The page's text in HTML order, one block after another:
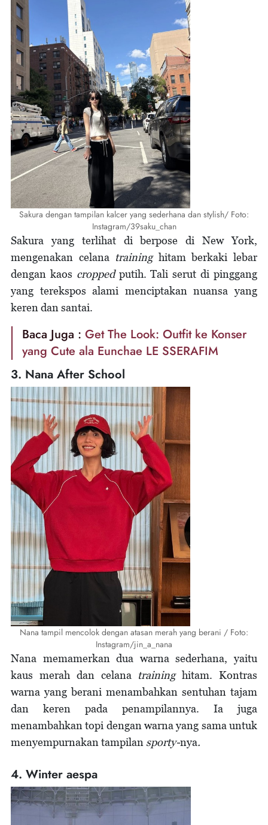
Sakura dengan tampilan kalcer yang sederhana dan stylish/ Foto:
Instagram/39saku_chan
Sakura yang terlihat di berpose di New York,
mengenakan celana traininghitam berkaki lebar
dengan kaos croppedputih. Tali serut di pinggang
yang terekspos alami menciptakan nuansa yang
keren dan santai.
Baca Juga : Get The Look: Outfit ke Konser
yang Cute ala Eunchae LE SSERAFIM
3. Nana After School
Nana tampil mencolok dengan atasan merah yang berani / Foto:
Instagram/jin_a_nana
Nana memamerkan dua warna sederhana, yaitu
kaus merah dan celana traininghitam. Kontras
warna yang berani menambahkan sentuhan tajam
dan keren pada penampilannya. Ia juga
menambahkan topi dengan warna yang sama untuk
menyempurnakan tampilan sporty-nya.
4. Winter aespa